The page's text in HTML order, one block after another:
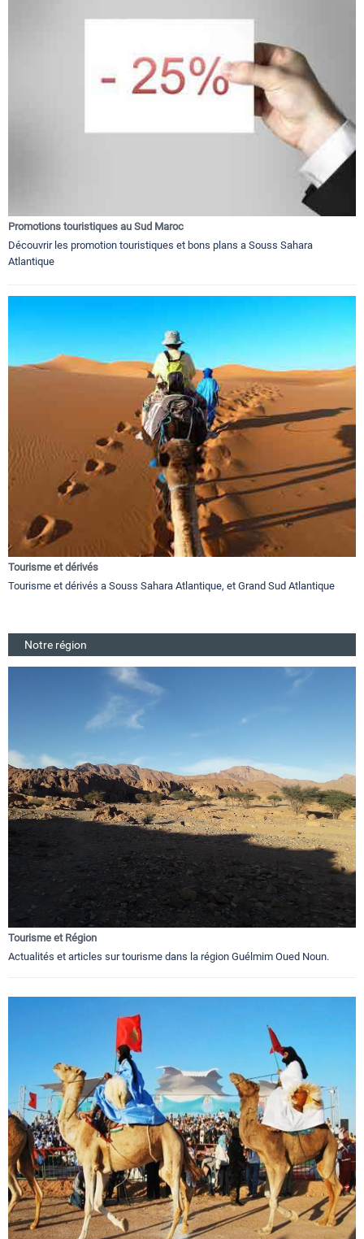
Promotions touristiques au Sud Maroc
Découvrir les promotion touristiques et bons plans a Souss Sahara
Atlantique
Tourisme et dérivés
Tourisme et dérivés a Souss Sahara Atlantique, et Grand Sud Atlantique
Notre région
Tourisme et Région
Actualités et articles sur tourisme dans la région Guélmim Oued Noun.